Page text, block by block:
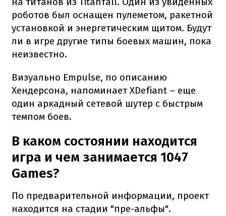
роботов был оснащен пулеметом, ракетной
установкой и энергетическим щитом. Будут
ли в игре другие типы боевых машин, пока
неизвестно.
Визуально Empulse, по описанию
Хендерсона, напоминает XDefiant – еще
один аркадный сетевой шутер с быстрым
темпом боев.
В каком состоянии находится
игра и чем занимается 1047
Games?
По предварительной информации, проект
находится на стадии "пре-альфы".